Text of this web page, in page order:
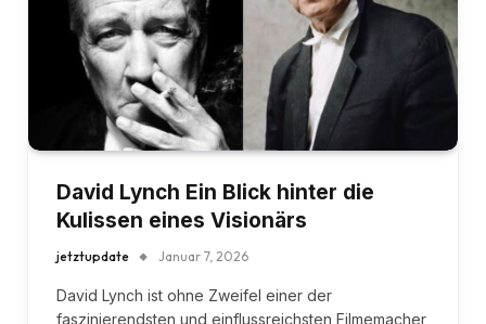
David Lynch Ein Blick hinter die
Kulissen eines Visionärs
jetztupdate Januar 7, 2026
David Lynch ist ohne Zweifel einer der
faszinierendsten und einflussreichsten Filmemacher